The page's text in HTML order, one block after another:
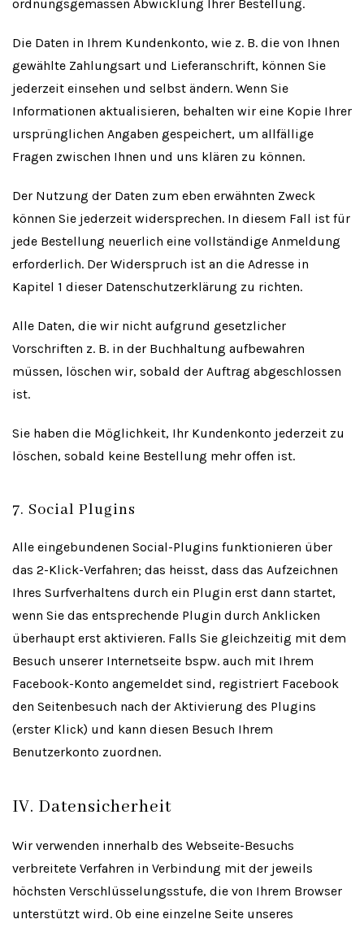
ordnungsgemässen Abwicklung Ihrer Bestellung.
Die Daten in Ihrem Kundenkonto, wie z. B. die von Ihnen
gewählte Zahlungsart und Lieferanschrift, können Sie
jederzeit einsehen und selbst ändern. Wenn Sie
Informationen aktualisieren, behalten wir eine Kopie Ihrer
ursprünglichen Angaben gespeichert, um allfällige
Fragen zwischen Ihnen und uns klären zu können.
Der Nutzung der Daten zum eben erwähnten Zweck
können Sie jederzeit widersprechen. In diesem Fall ist für
jede Bestellung neuerlich eine vollständige Anmeldung
erforderlich. Der Widerspruch ist an die Adresse in
Kapitel 1 dieser Datenschutzerklärung zu richten.
Alle Daten, die wir nicht aufgrund gesetzlicher
Vorschriften z. B. in der Buchhaltung aufbewahren
müssen, löschen wir, sobald der Auftrag abgeschlossen
ist.
Sie haben die Möglichkeit, Ihr Kundenkonto jederzeit zu
löschen, sobald keine Bestellung mehr offen ist.
7. Social Plugins
Alle eingebundenen Social-Plugins funktionieren über
das 2-Klick-Verfahren; das heisst, dass das Aufzeichnen
Ihres Surfverhaltens durch ein Plugin erst dann startet,
wenn Sie das entsprechende Plugin durch Anklicken
überhaupt erst aktivieren. Falls Sie gleichzeitig mit dem
Besuch unserer Internetseite bspw. auch mit Ihrem
Facebook-Konto angemeldet sind, registriert Facebook
den Seitenbesuch nach der Aktivierung des Plugins
(erster Klick) und kann diesen Besuch Ihrem
Benutzerkonto zuordnen.
IV. Datensicherheit
Wir verwenden innerhalb des Webseite-Besuchs
verbreitete Verfahren in Verbindung mit der jeweils
höchsten Verschlüsselungsstufe, die von Ihrem Browser
unterstützt wird. Ob eine einzelne Seite unseres